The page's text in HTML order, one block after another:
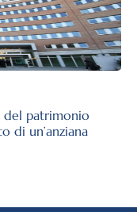
patrimonio
di un’anziana